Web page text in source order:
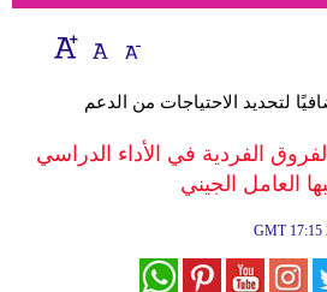
لتحديد الاحتياجات من الدعم
الفردية في الأداء الدراسي
العامل الجيني
GMT